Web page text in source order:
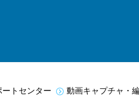
トセンター 動画キャプチャ・